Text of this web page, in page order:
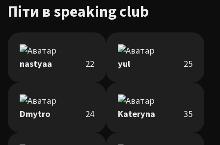
Піти в speaking club
nastyaa 22 yul 25
Dmytro 24 Kateryna 35